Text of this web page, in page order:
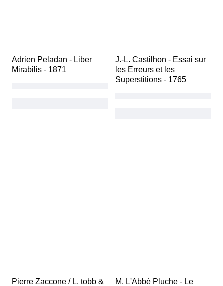
Adrien Peladan - Liber
Mirabilis - 1871
J.-L. Castilhon - Essai sur
les Erreurs et les
Superstitions - 1765
Pierre Zaccone / L. tobb &
M. L'Abbé Pluche - Le